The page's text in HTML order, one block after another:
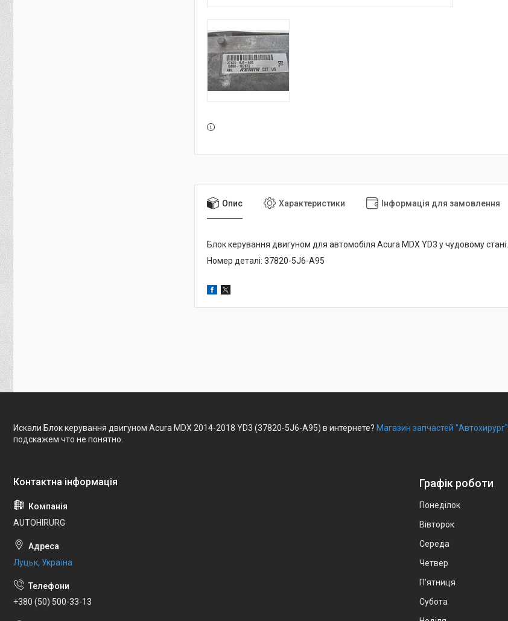
Опис Характеристики Інформація для замовлення
Блок керування двигуном для автомобіля Acura MDX YD3 у чудовому стані.
Номер деталі: 37820-5J6-A95
Искали Блок керування двигуном Acura MDX 2014-2018 YD3 (37820-5J6-A95) в интернете? Магазин запчастей "Автохирург"
подскажем что не понятно.
AUTOHIRURG
Луцьк, Україна
+380 (50) 500-33-13
Графік роботи
Понеділок
Вівторок
Середа
Четвер
Пʼятниця
Субота